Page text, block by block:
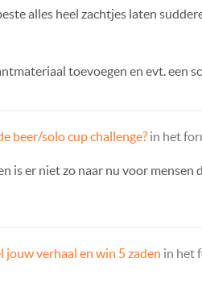
alles heel zachtjes laten
toevoegen en evt. een
beer/solo cup challenge? in het
is er niet zo naar nu voor
jouw verhaal en win 5 zaden in het